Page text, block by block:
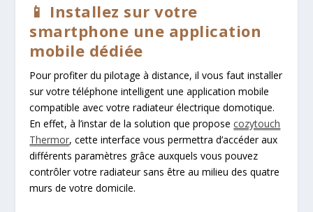
📱 Installez sur votre
smartphone une application
mobile dédiée
Pour profiter du pilotage à distance, il vous faut installer
sur votre téléphone intelligent une application mobile
compatible avec votre radiateur électrique domotique.
En effet, à l’instar de la solution que proposecozytouch
Thermor, cette interface vous permettra d’accéder aux
différents paramètres grâce auxquels vous pouvez
contrôler votre radiateur sans être au milieu des quatre
murs de votre domicile.